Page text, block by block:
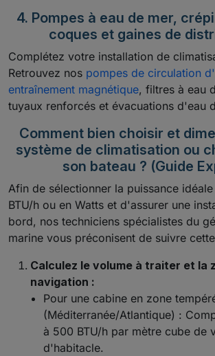
4. Pompes à eau de mer,
coques et gaines de
Complétez votre installation de
Retrouvez nos pompes de circulation
entraînement magnétique, filtres à eau
tuyaux renforcés et évacuations d'eau
Comment bien choisir et
système de climatisation ou
son bateau ? (Guide
Afin de sélectionner la puissance
BTU/h ou en Watts et d'assurer une
bord, nos techniciens spécialistes du
marine vous préconisent de suivre
Calculez le volume à traiter et la
navigation :
Pour une cabine en zone
(Méditerranée/Atlantique) :
à 500 BTU/h par mètre cube de
d'habitacle.